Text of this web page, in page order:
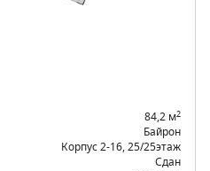
84,2 м2
Байрон
Корпус 2-16 25/25этаж
Сдан